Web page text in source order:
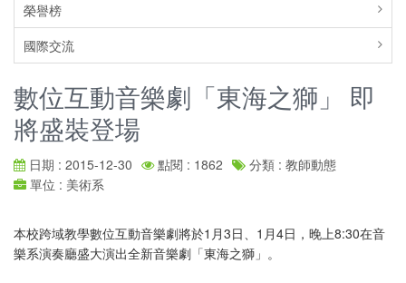
榮譽榜
國際交流
數位互動音樂劇「東海之獅」 即
將盛裝登場
日期 : 2015-12-30 點閱 : 1862
分類 : 教師動態
單位 : 美術系
本校跨域教學數位互動音樂劇將於1月3日、1月4日，晚上8:30在音
樂系演奏廳盛大演出全新音樂劇「東海之獅」。